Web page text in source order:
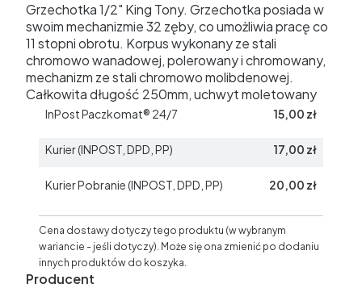
Grzechotka 1/2" King Tony. Grzechotka posiada w
swoim mechanizmie 32 zęby, co umożliwia pracę co
11 stopni obrotu. Korpus wykonany ze stali
chromowo wanadowej, polerowany i chromowany,
mechanizm ze stali chromowo molibdenowej.
Całkowita długość 250mm, uchwyt moletowany
InPost Paczkomat® 24/7 15,00 zł
Kurier (INPOST, DPD, PP) 17,00 zł
Kurier Pobranie (INPOST, DPD, PP) 20,00 zł
Cena dostawy dotyczy tego produktu (w wybranym
wariancie - jeśli dotyczy). Może się ona zmienić po dodaniu
innych produktów do koszyka.
Producent